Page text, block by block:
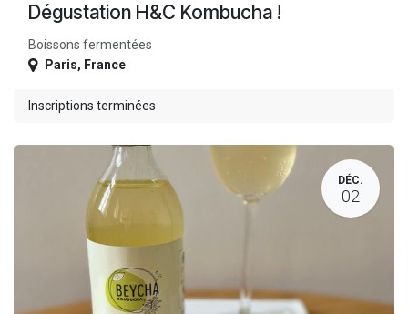
Dégustation H&C Kombucha !
Boissons fermentées
Paris, France
Inscriptions terminées
DÉC.
02